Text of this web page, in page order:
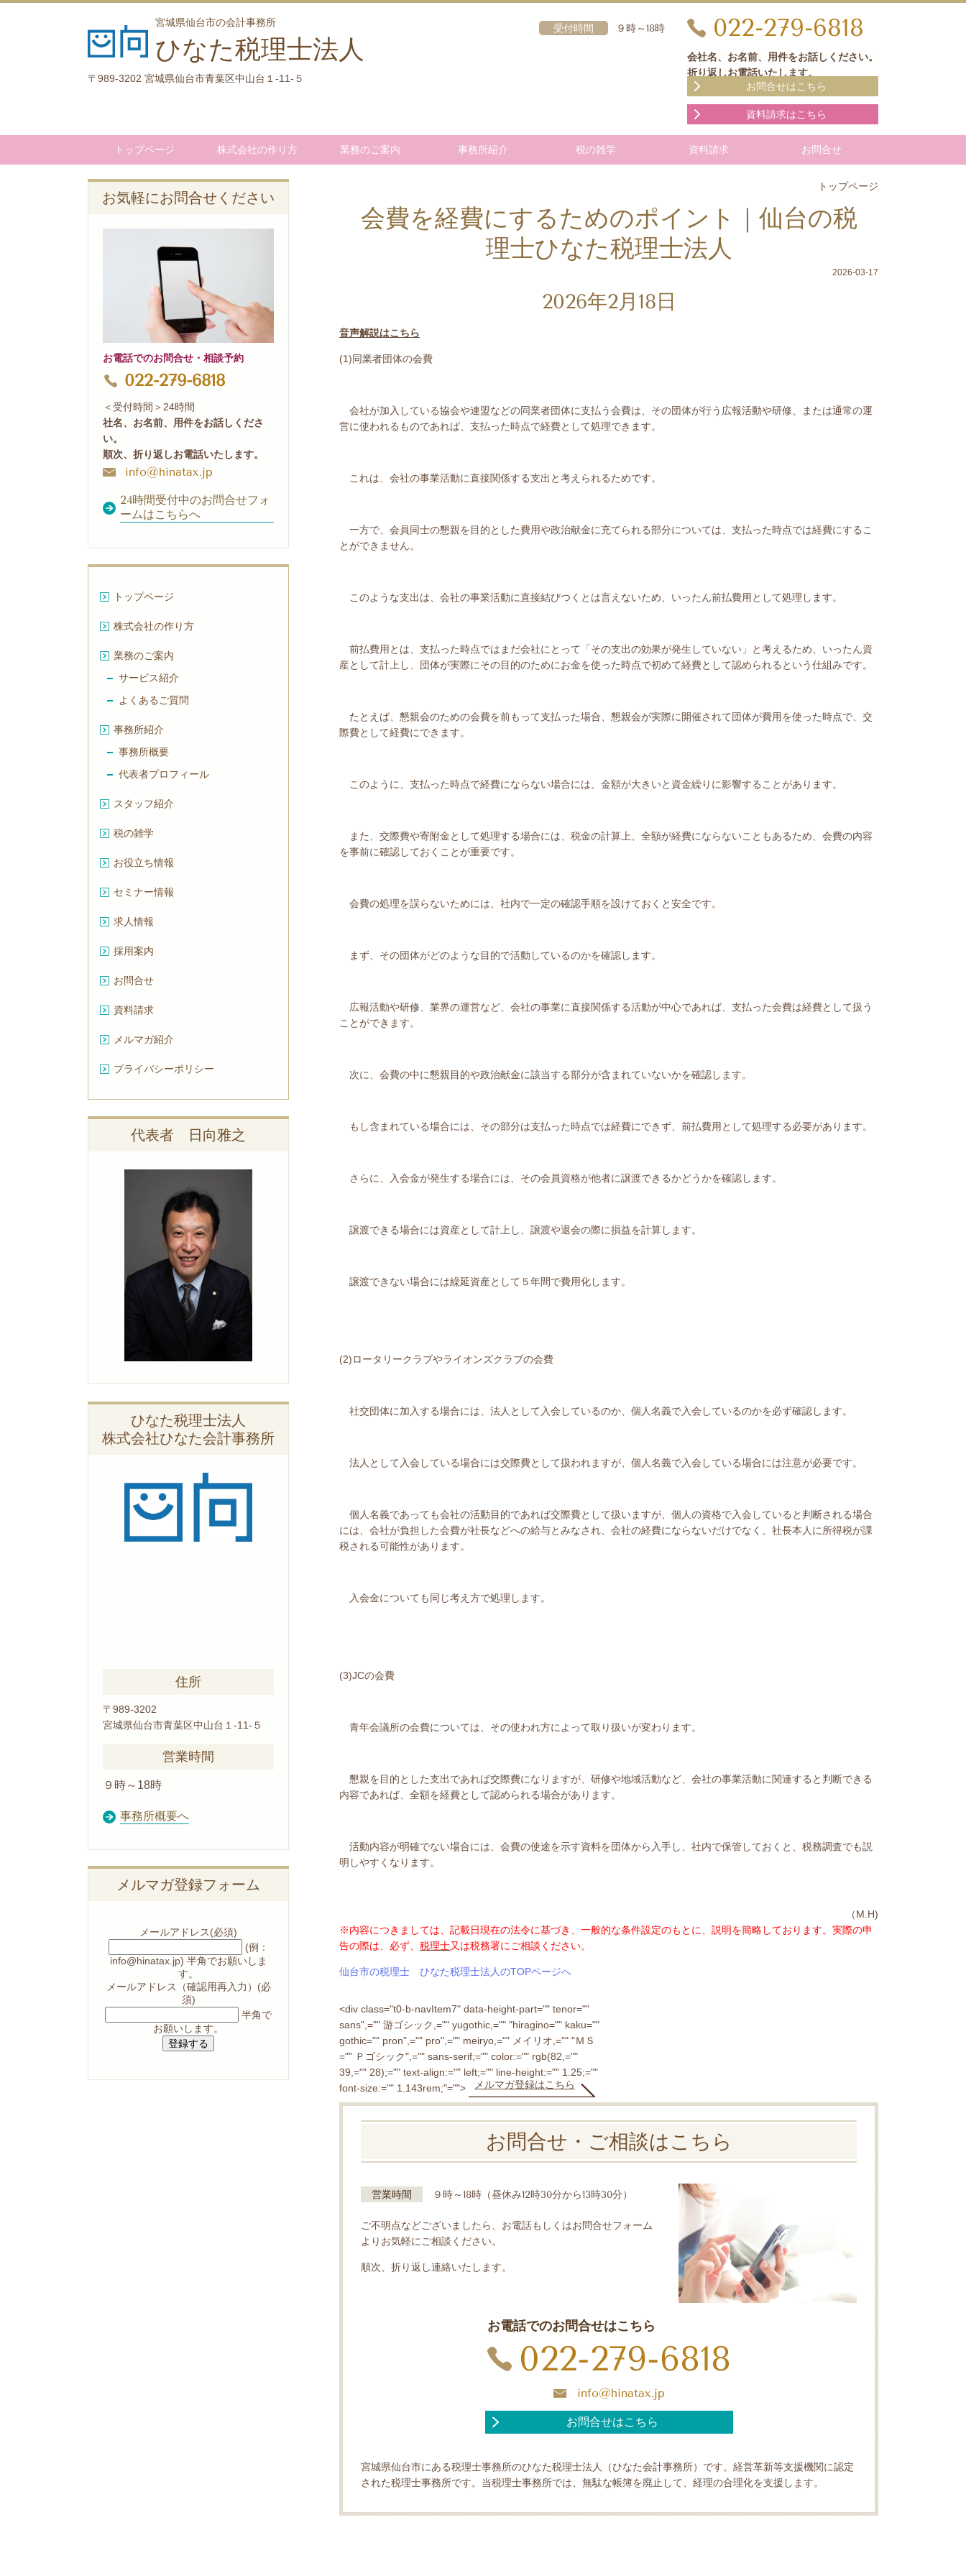
宮城県仙台市の会計事務所
ひなた税理士法人
〒989-3202 宮城県仙台市青葉区中山台１-11-５
受付時間 ９時～18時 022-279-6818
会社名、お名前、用件をお話しください。
折り返しお電話いたします。
お問合せはこちら
資料請求はこちら
トップページ 株式会社の作り方 業務のご案内 事務所紹介 税の雑学 資料請求 お問合せ
トップページ
会費を経費にするためのポイント｜仙台の税
理士ひなた税理士法人
2026-03-17
2026年2月18日
音声解説はこちら
(1)同業者団体の会費
会社が加入している協会や連盟などの同業者団体に支払う会費は、その団体が行う広報活動や研修、または通常の運
営に使われるものであれば、支払った時点で経費として処理できます。
これは、会社の事業活動に直接関係する支出と考えられるためです。
一方で、会員同士の懇親を目的とした費用や政治献金に充てられる部分については、支払った時点では経費にするこ
とができません。
このような支出は、会社の事業活動に直接結びつくとは言えないため、いったん前払費用として処理します。
前払費用とは、支払った時点ではまだ会社にとって「その支出の効果が発生していない」と考えるため、いったん資
産として計上し、団体が実際にその目的のためにお金を使った時点で初めて経費として認められるという仕組みです。
たとえば、懇親会のための会費を前もって支払った場合、懇親会が実際に開催されて団体が費用を使った時点で、交
際費として経費にできます。
このように、支払った時点で経費にならない場合には、金額が大きいと資金繰りに影響することがあります。
また、交際費や寄附金として処理する場合には、税金の計算上、全額が経費にならないこともあるため、会費の内容
を事前に確認しておくことが重要です。
会費の処理を誤らないためには、社内で一定の確認手順を設けておくと安全です。
まず、その団体がどのような目的で活動しているのかを確認します。
広報活動や研修、業界の運営など、会社の事業に直接関係する活動が中心であれば、支払った会費は経費として扱う
ことができます。
次に、会費の中に懇親目的や政治献金に該当する部分が含まれていないかを確認します。
もし含まれている場合には、その部分は支払った時点では経費にできず、前払費用として処理する必要があります。
さらに、入会金が発生する場合には、その会員資格が他者に譲渡できるかどうかを確認します。
譲渡できる場合には資産として計上し、譲渡や退会の際に損益を計算します。
譲渡できない場合には繰延資産として５年間で費用化します。
(2)ロータリークラブやライオンズクラブの会費
社交団体に加入する場合には、法人として入会しているのか、個人名義で入会しているのかを必ず確認します。
法人として入会している場合には交際費として扱われますが、個人名義で入会している場合には注意が必要です。
個人名義であっても会社の活動目的であれば交際費として扱いますが、個人の資格で入会していると判断される場合
には、会社が負担した会費が社長などへの給与とみなされ、会社の経費にならないだけでなく、社長本人に所得税が課
税される可能性があります。
入会金についても同じ考え方で処理します。
(3)JCの会費
青年会議所の会費については、その使われ方によって取り扱いが変わります。
懇親を目的とした支出であれば交際費になりますが、研修や地域活動など、会社の事業活動に関連すると判断できる
内容であれば、全額を経費として認められる場合があります。
活動内容が明確でない場合には、会費の使途を示す資料を団体から入手し、社内で保管しておくと、税務調査でも説
明しやすくなります。
（M.H)
※内容につきましては、記載日現在の法令に基づき、一般的な条件設定のもとに、説明を簡略しております。実際の申
告の際は、必ず、 税理士又は税務署にご相談ください。
仙台市の税理士 ひなた税理士法人のTOPページへ
<div class="t0-b-navItem7" data-height-part="" tenor=""
sans",="" 游ゴシック,="" yugothic,="" "hiragino="" kaku=""
gothic="" pron",="" pro",="" meiryo,="" メイリオ,="" "ＭＳ
="" Ｐゴシック",="" sans-serif;="" color:="" rgb(82,=""
39,="" 28);="" text-align:="" left;="" line-height:="" 1.25;=""
font-size:="" 1.143rem;"="">
メルマガ登録はこちら
お問合せ・ご相談はこちら
営業時間 ９時～18時（昼休み12時30分から13時30分）
ご不明点などございましたら、お電話もしくはお問合せフォーム
よりお気軽にご相談ください。
順次、折り返し連絡いたします。
お電話でのお問合せはこちら
022-279-6818
info@hinatax.jp
お問合せはこちら
宮城県仙台市にある税理士事務所のひなた税理士法人（ひなた会計事務所）です。経営革新等支援機関に認定
された税理士事務所です。当税理士事務所では、無駄な帳簿を廃止して、経理の合理化を支援します。
お気軽にお問合せください
お電話でのお問合せ・相談予約
022-279-6818
＜受付時間＞24時間
社名、お名前、用件をお話しくださ
い。
順次、折り返しお電話いたします。
info@hinatax.jp
24時間受付中のお問合せフォ
ームはこちらへ
トップページ
株式会社の作り方
業務のご案内
サービス紹介
よくあるご質問
事務所紹介
事務所概要
代表者プロフィール
スタッフ紹介
税の雑学
お役立ち情報
セミナー情報
求人情報
採用案内
お問合せ
資料請求
メルマガ紹介
プライバシーポリシー
代表者 日向雅之
ひなた税理士法人
株式会社ひなた会計事務所
住所
〒989-3202
宮城県仙台市青葉区中山台１-11-５
営業時間
９時～18時
事務所概要へ
メルマガ登録フォーム
メールアドレス(必須)
(例：
info@hinatax.jp) 半角でお願いしま
す。
メールアドレス（確認用再入力） (必
須)
半角で
お願いします。